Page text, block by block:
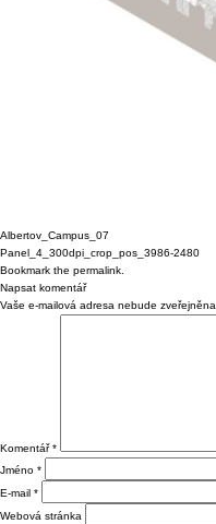
Albertov_Campus_07
Panel_4_300dpi_crop_pos_3986-2480
Bookmark the permalink
Napsat komentář
Vaše e-mailová adresa nebude zveřejněna.
Komentář*
Jméno *
E-mail *
Webová stránka